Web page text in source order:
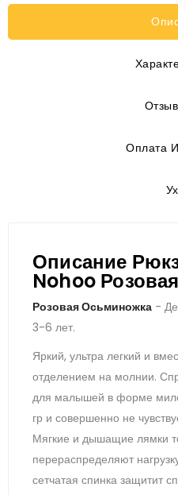
Оплата
Описание
Nohoo
Розовая Осьминожка -
3-6 лет.
Яркий, ультра легкий и
отделением на молнии.
для малышей в форме
гр и совершенно не
Мягкие и дышащие лямки
перераспределяют
сетчатая спинка защитит